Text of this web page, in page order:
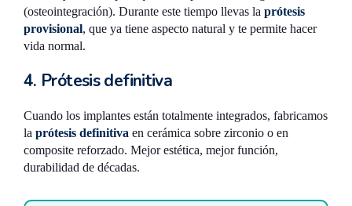
(osteointegración). Durante este tiempo llevas la prótesis
provisional, que ya tiene aspecto natural y te permite hacer
vida normal.
4. Prótesis definitiva
Cuando los implantes están totalmente integrados, fabricamos
la prótesis definitiva en cerámica sobre zirconio o en
composite reforzado. Mejor estética, mejor función,
durabilidad de décadas.